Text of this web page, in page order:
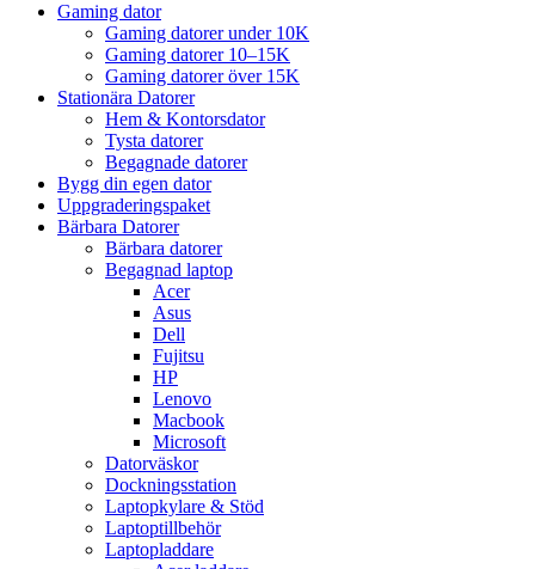
Gaming dator
Gaming datorer under 10K
Gaming datorer 10–15K
Gaming datorer över 15K
Stationära Datorer
Hem & Kontorsdator
Tysta datorer
Begagnade datorer
Bygg din egen dator
Uppgraderingspaket
Bärbara Datorer
Bärbara datorer
Begagnad laptop
Acer
Asus
Dell
Fujitsu
HP
Lenovo
Macbook
Microsoft
Datorväskor
Dockningsstation
Laptopkylare & Stöd
Laptoptillbehör
Laptopladdare